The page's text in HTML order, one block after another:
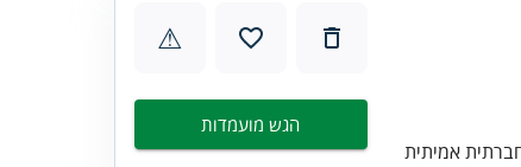
אמיתית
⚠
הגש מועמדות